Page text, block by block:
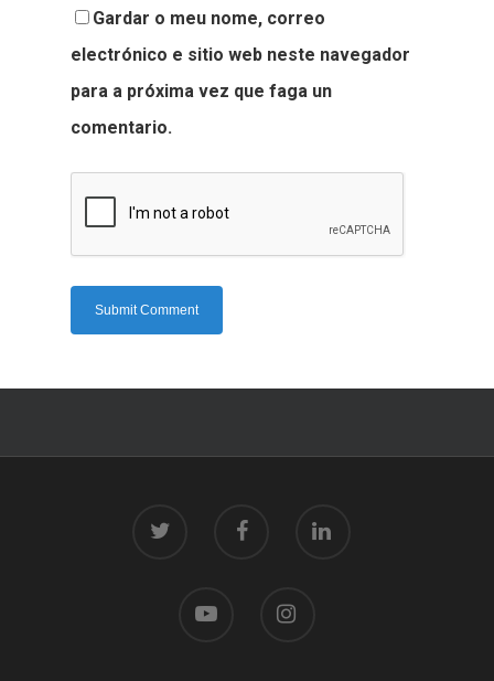
Gardar o meu nome, correo
electrónico e sitio web neste navegador
para a próxima vez que faga un
comentario.